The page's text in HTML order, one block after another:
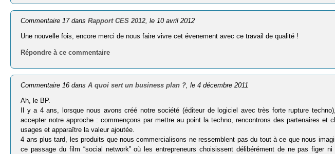
Commentaire 17 dansRapport CES 2012, le 10 avril 2012
Une nouvelle fois, encore merci de nous faire vivre cet évenement avec ce travail de qualité !
Répondre à ce commentaire
Commentaire 16 dansA quoi sert un business plan ? , le 4 décembre 2011
Ah, le BP.
Il y a 4 ans, lorsque nous avons créé notre société (éditeur de logiciel avec très forte rupture
accepter notre approche : commençons par mettre au point la techno, rencontrons des partenaires et
usages et apparaître la valeur ajoutée.
4 ans plus tard, les produits que nous commercialisons ne ressemblent pas du tout à ce que nous
ce passage du film “social network” où les entrepreneurs choisissent délibérément de ne pas figer ni